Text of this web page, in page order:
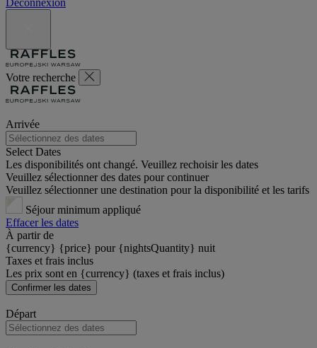
Déconnexion
Votre recherche
Arrivée
Select Dates
Les disponibilités ont changé. Veuillez rechoisir les dates
Veuillez sélectionner des dates pour continuer
Veuillez sélectionner une destination pour la disponibilité et les tarifs
Séjour minimum appliqué
Effacer les dates
À partir de
{currency} {price} pour {nightsQuantity} nuit
Taxes et frais inclus
Les prix sont en {currency} (taxes et frais inclus)
Confirmer les dates
Départ